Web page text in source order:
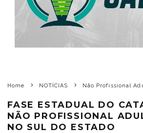
Home NOTÍCIAS Não Profissional
FASE ESTADUAL DO
NÃO PROFISSIONAL
NO SUL DO ESTADO